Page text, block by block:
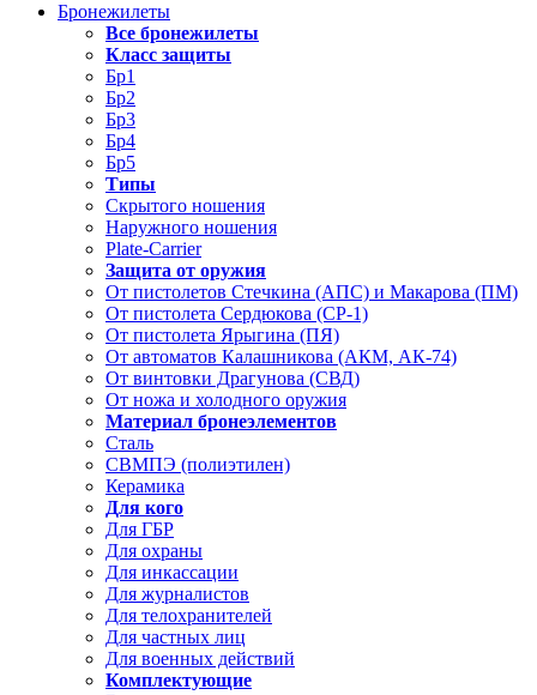
Бронежилеты
Все бронежилеты
Класс защиты
Бр1
Бр2
Бр3
Бр4
Бр5
Типы
Скрытого ношения
Наружного ношения
Plate-Carrier
Защита от оружия
От пистолетов Стечкина (АПС) и Макарова (ПМ)
От пистолета Сердюкова (СР-1)
От пистолета Ярыгина (ПЯ)
От автоматов Калашникова (АКМ, АК-74)
От винтовки Драгунова (СВД)
От ножа и холодного оружия
Материал бронеэлементов
Сталь
СВМПЭ (полиэтилен)
Керамика
Для кого
Для ГБР
Для охраны
Для инкассации
Для журналистов
Для телохранителей
Для частных лиц
Для военных действий
Комплектующие